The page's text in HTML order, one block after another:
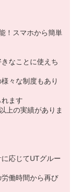
！スマホから簡単
なことに使えち
々な制度もあり
ます
上の実績がありま
応じてUTグルー
働時間から再び